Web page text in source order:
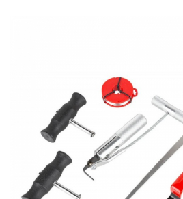
Aparat spalat cu presiune
Aparate de ascutit
Aparate de masurat
Aparate de rindeluit
Aparate de slefuit
Aparate de tuns